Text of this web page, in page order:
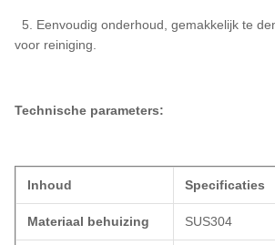
5. Eenvoudig onderhoud, gemakkelijk te
voor reiniging.
Technische parameters:
Inhoud Specificaties
Materiaal behuizing SUS304